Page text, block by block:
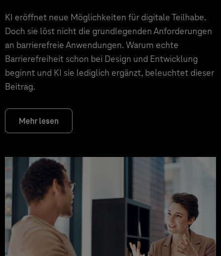
KI eröffnet neue Möglichkeiten für digitale Teilhabe.
Doch sie löst nicht die grundlegenden Anforderungen
an barrierefreie Anwendungen. Warum echte
Barrierefreiheit schon bei Design und Entwicklung
beginnt und KI sie lediglich ergänzt, beleuchtet dieser
Beitrag.
Mehr lesen